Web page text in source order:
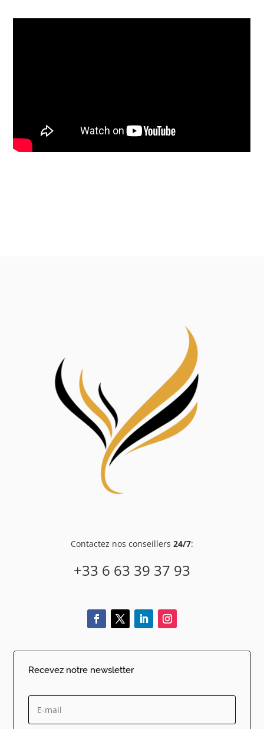
Contactez nos conseillers 24/7:
+33 6 63 39 37 93
Recevez notre newsletter